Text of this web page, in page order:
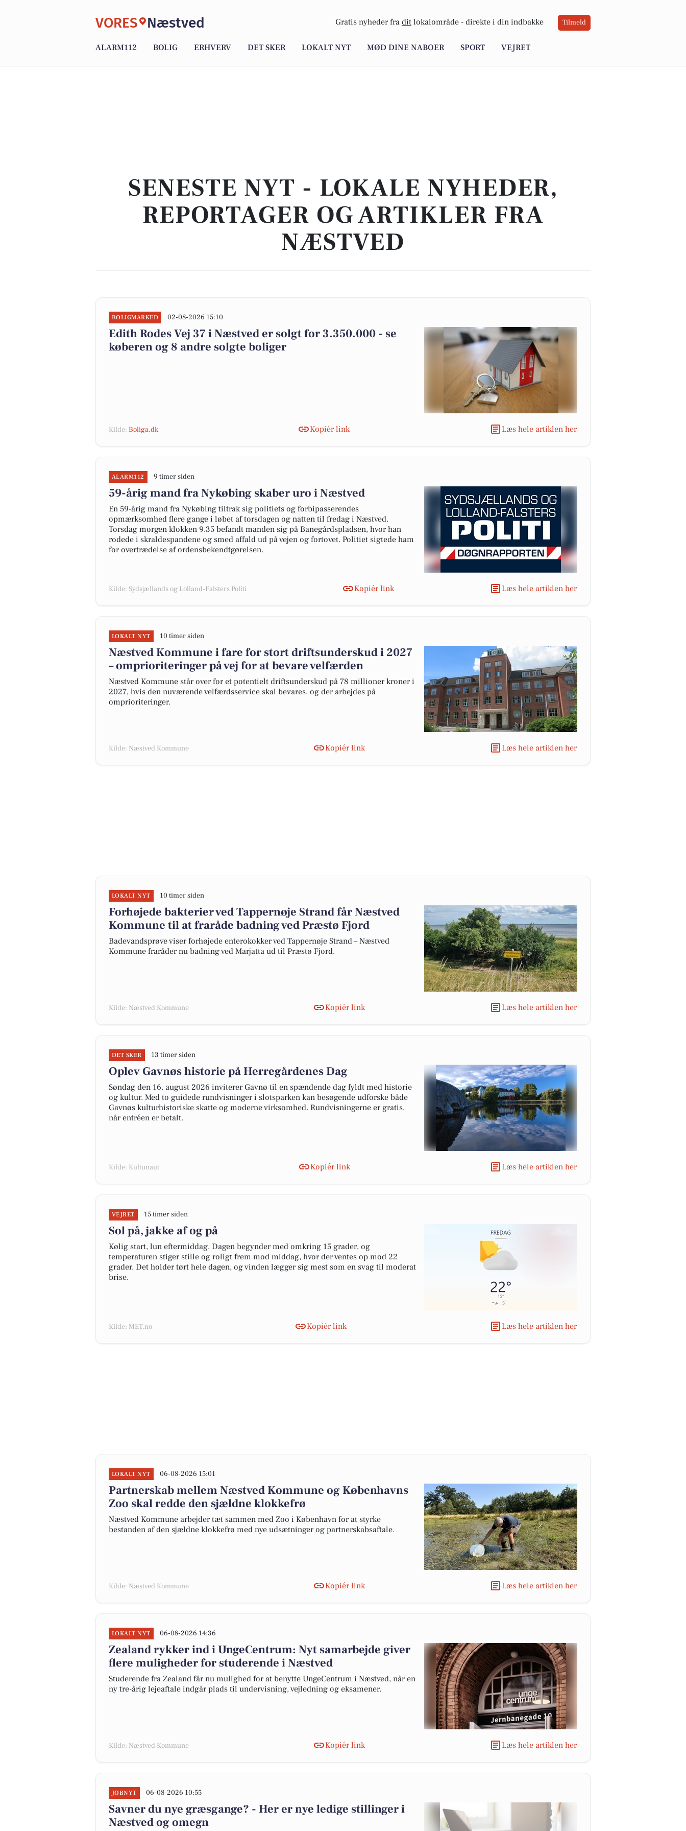
VORES Næstved Gratis nyheder fra dit lokalområde - direkte i din indbakke Tilmeld
ALARM112 BOLIG ERHVERV DET SKER LOKALT NYT MØD DINE NABOER SPORT VEJRET
SENESTE NYT - LOKALE NYHEDER,
REPORTAGER OG ARTIKLER FRA
NÆSTVED
BOLIGMARKED 02-08-2026 15:10
Edith Rodes Vej 37 i Næstved er solgt for 3.350.000 - se
køberen og 8 andre solgte boliger
Kilde: Boliga.dk Kopiér link Læs hele artiklen her
ALARM112 9 timer siden
59-årig mand fra Nykøbing skaber uro i Næstved
En 59-årig mand fra Nykøbing tiltrak sig politiets og forbipasserendes
opmærksomhed flere gange i løbet af torsdagen og natten til fredag i Næstved.
Torsdag morgen klokken 9.35 befandt manden sig på Banegårdspladsen, hvor han
rodede i skraldespandene og smed affald ud på vejen og fortovet. Politiet sigtede ham
for overtrædelse af ordensbekendtgørelsen.
Kilde: Sydsjællands og Lolland-Falsters Politi Kopiér link Læs hele artiklen her
LOKALT NYT 10 timer siden
Næstved Kommune i fare for stort driftsunderskud i 2027
– omprioriteringer på vej for at bevare velfærden
Næstved Kommune står over for et potentielt driftsunderskud på 78 millioner kroner i
2027, hvis den nuværende velfærdsservice skal bevares, og der arbejdes på
omprioriteringer.
Kilde: Næstved Kommune Kopiér link Læs hele artiklen her
LOKALT NYT 10 timer siden
Forhøjede bakterier ved Tappernøje Strand får Næstved
Kommune til at fraråde badning ved Præstø Fjord
Badevandsprøve viser forhøjede enterokokker ved Tappernøje Strand – Næstved
Kommune fraråder nu badning ved Marjatta ud til Præstø Fjord.
Kilde: Næstved Kommune Kopiér link Læs hele artiklen her
DET SKER 13 timer siden
Oplev Gavnøs historie på Herregårdenes Dag
Søndag den 16. august 2026 inviterer Gavnø til en spændende dag fyldt med historie
og kultur. Med to guidede rundvisninger i slotsparken kan besøgende udforske både
Gavnøs kulturhistoriske skatte og moderne virksomhed. Rundvisningerne er gratis,
når entréen er betalt.
Kilde: Kultunaut Kopiér link Læs hele artiklen her
VEJRET 15 timer siden
Sol på, jakke af og på
Kølig start, lun eftermiddag. Dagen begynder med omkring 15 grader, og
temperaturen stiger stille og roligt frem mod middag, hvor der ventes op mod 22
grader. Det holder tørt hele dagen, og vinden lægger sig mest som en svag til moderat
brise.
Kilde: MET.no Kopiér link Læs hele artiklen her
LOKALT NYT 06-08-2026 15:01
Partnerskab mellem Næstved Kommune og Københavns
Zoo skal redde den sjældne klokkefrø
Næstved Kommune arbejder tæt sammen med Zoo i København for at styrke
bestanden af den sjældne klokkefrø med nye udsætninger og partnerskabsaftale.
Kilde: Næstved Kommune Kopiér link Læs hele artiklen her
LOKALT NYT 06-08-2026 14:36
Zealand rykker ind i UngeCentrum: Nyt samarbejde giver
flere muligheder for studerende i Næstved
Studerende fra Zealand får nu mulighed for at benytte UngeCentrum i Næstved, når en
ny tre-årig lejeaftale indgår plads til undervisning, vejledning og eksamener.
Kilde: Næstved Kommune Kopiér link Læs hele artiklen her
JOBNYT 06-08-2026 10:55
Savner du nye græsgange? - Her er nye ledige stillinger i
Næstved og omegn